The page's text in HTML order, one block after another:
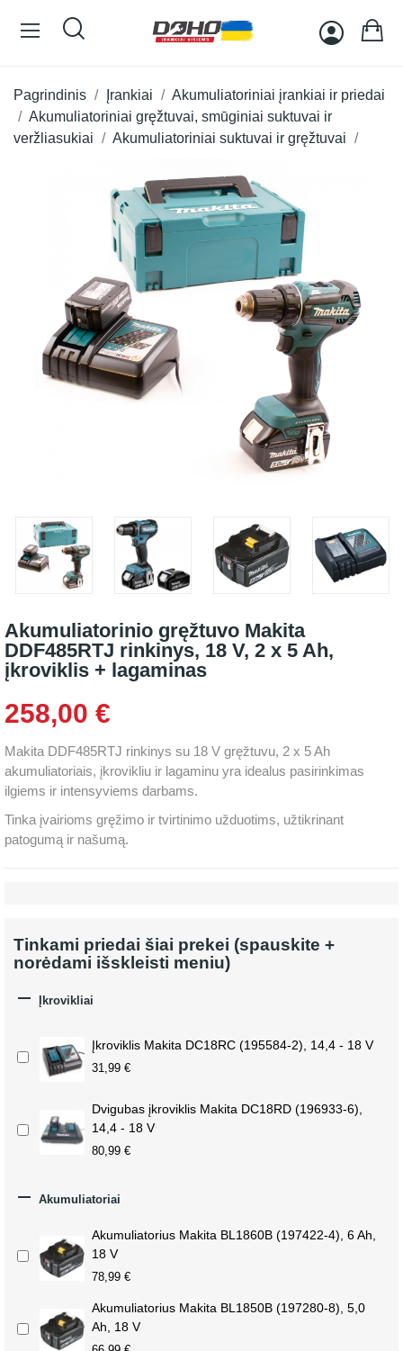
Pagrindinis Įrankiai
Akumuliatoriniai įrankiai ir priedai
Akumuliatoriniai gręžtuvai, smūginiai suktuvai ir
veržliasukiai
Akumuliatoriniai suktuvai ir gręžtuvai
Akumuliatorinio gręžtuvo Makita
DDF485RTJ rinkinys, 18 V, 2 x 5 Ah,
įkroviklis + lagaminas
258,00 €
Makita DDF485RTJ rinkinys su 18 V gręžtuvu, 2 x 5 Ah
akumuliatoriais, įkrovikliu ir lagaminu yra idealus pasirinkimas
ilgiems ir intensyviems darbams.
Tinka įvairioms gręžimo ir tvirtinimo užduotims, užtikrinant
patogumą ir našumą.
Tinkami priedai šiai prekei (spauskite +
norėdami išskleisti meniu)
 Įkrovikliai
Įkroviklis Makita DC18RC (195584-2), 14,4 - 18 V
31,99 €
Dvigubas įkroviklis Makita DC18RD (196933-6),
14,4 - 18 V
80,99 €
 Akumuliatoriai
Akumuliatorius Makita BL1860B (197422-4), 6 Ah,
18 V
78,99 €
Akumuliatorius Makita BL1850B (197280-8), 5,0
Ah, 18 V